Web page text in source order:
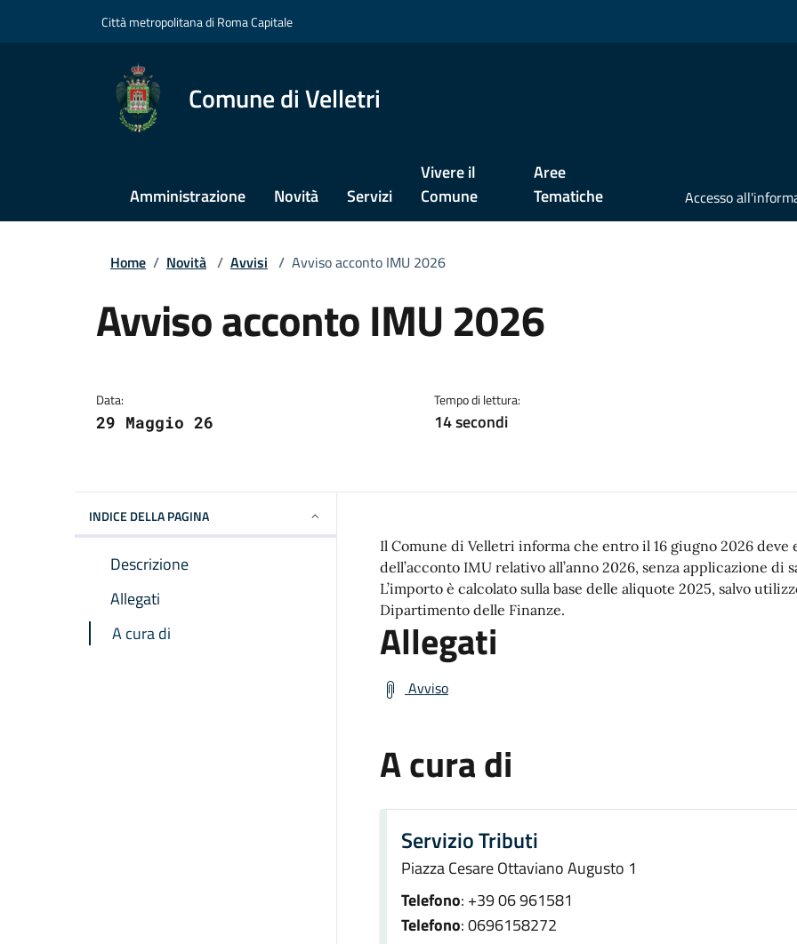
Città metropolitana di Roma Capitale
Comune di Velletri
Amministrazione Novità Servizi
Vivere il
Comune
Aree
Tematiche
Home / Novità / Avvisi / Avviso acconto IMU 2026
Avviso acconto IMU 2026
Data:
29 Maggio 26
Tempo di lettura:
14 secondi
INDICE DELLA PAGINA
Descrizione
Allegati
A cura di
Il Comune di Velletri informa che entro il 16 giugno 2026 deve
dell’acconto IMU relativo all’anno 2026, senza applicazione di
L’importo è calcolato sulla base delle aliquote 2025, salvo
Dipartimento delle Finanze.
Allegati
Avviso
A cura di
Servizio Tributi
Piazza Cesare Ottaviano Augusto 1
Telefono: +39 06 961581
Telefono: 0696158272